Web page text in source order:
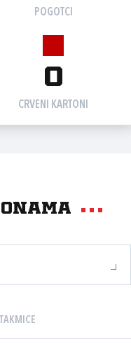
POGOTCI
0
CRVENI KARTONI